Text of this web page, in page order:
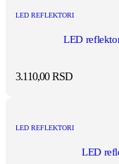
LED REFLEKTORI
LED
3.110,00RSD
LED REFLEKTORI
LED